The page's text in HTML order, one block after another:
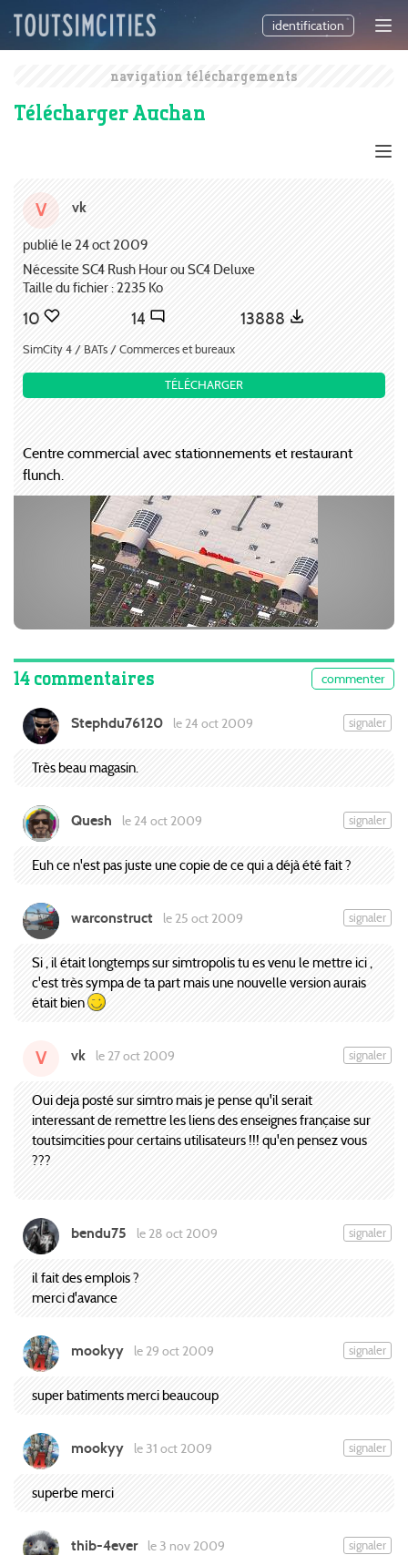
identification
navigation téléchargements
Télécharger Auchan
V vk
publié le 24 oct 2009
Nécessite SC4 Rush Hour ou SC4 Deluxe
Taille du fichier : 2235 Ko
10 14 13888
SimCity 4 / BATs / Commerces et bureaux
TÉLÉCHARGER
Centre commercial avec stationnements et restaurant
flunch.
14 commentaires commenter
Stephdu76120 le 24 oct 2009 signaler
Très beau magasin.
Quesh le 24 oct 2009 signaler
Euh ce n'est pas juste une copie de ce qui a déjà été fait ?
warconstruct le 25 oct 2009 signaler
Si , il était longtemps sur simtropolis tu es venu le mettre ici ,
c'est très sympa de ta part mais une nouvelle version aurais
était bien
V vk le 27 oct 2009 signaler
Oui deja posté sur simtro mais je pense qu'il serait
interessant de remettre les liens des enseignes française sur
toutsimcities pour certains utilisateurs !!! qu'en pensez vous
???
bendu75 le 28 oct 2009 signaler
il fait des emplois ?
merci d'avance
mookyy le 29 oct 2009 signaler
super batiments merci beaucoup
mookyy le 31 oct 2009 signaler
superbe merci
thib-4ever le 3 nov 2009 signaler